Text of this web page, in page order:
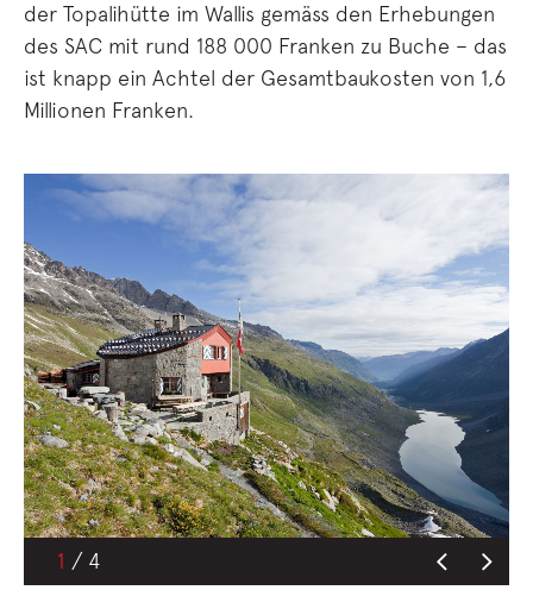
der Topalihütte im Wallis gemäss den Erhebungen
des SAC mit rund 188 000 Franken zu Buche – das
ist knapp ein Achtel der Gesamtbaukosten von 1,6
Millionen Franken.
1